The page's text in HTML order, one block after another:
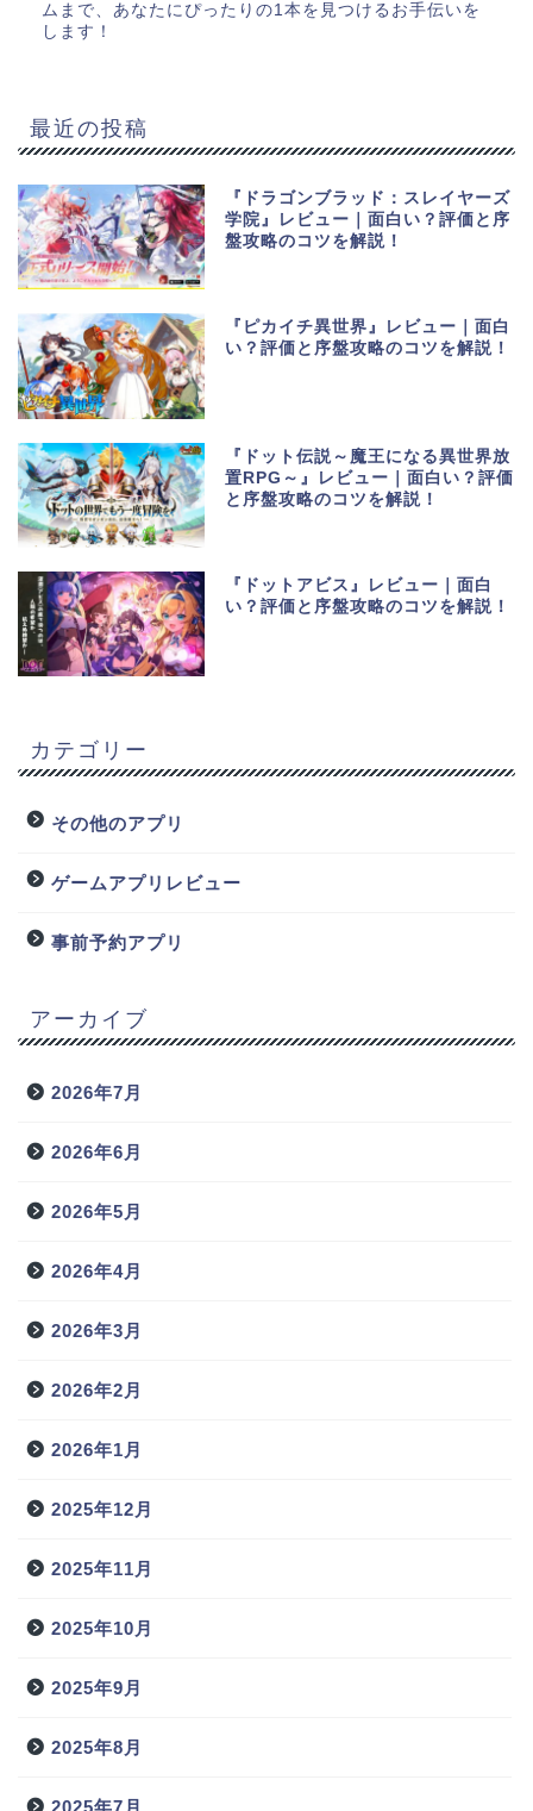
ムまで、あなたにぴったりの1本を見つけるお手伝いを
します！
最近の投稿
『ドラゴンブラッド：スレイヤーズ
学院』レビュー｜面白い？評価と序
盤攻略のコツを解説！
『ピカイチ異世界』レビュー｜面白
い？評価と序盤攻略のコツを解説！
『ドット伝説～魔王になる異世界放
置RPG～』レビュー｜面白い？評価
と序盤攻略のコツを解説！
『ドットアビス』レビュー｜面白
い？評価と序盤攻略のコツを解説！
カテゴリー
その他のアプリ
ゲームアプリレビュー
事前予約アプリ
アーカイブ
2026年7月
2026年6月
2026年5月
2026年4月
2026年3月
2026年2月
2026年1月
2025年12月
2025年11月
2025年10月
2025年9月
2025年8月
2025年7月